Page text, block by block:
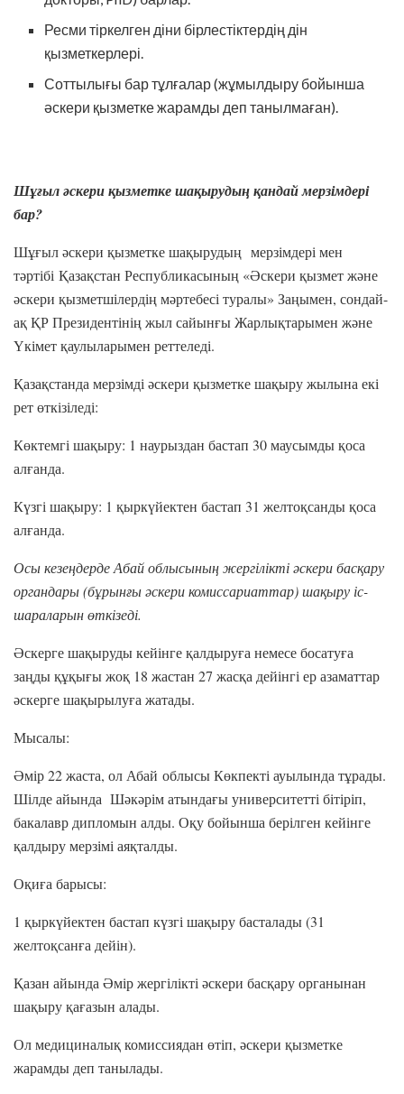
Ресми тіркелген діни бірлестіктердің дін
қызметкерлері.
Соттылығы бар тұлғалар (жұмылдыру бойынша
әскери қызметке жарамды деп танылмаған).
Шұғыл әскери қызметке шақырудың қандай мерзімдері
бар?
Шұғыл әскери қызметке шақырудың мерзімдері мен
тәртібі Қазақстан Республикасының «Әскери қызмет және
әскери қызметшілердің мәртебесі туралы» Заңымен, сондай-
ақ ҚР Президентінің жыл сайынғы Жарлықтарымен және
Үкімет қаулыларымен реттеледі.
Қазақстанда мерзімді әскери қызметке шақыру жылына екі
рет өткізіледі:
Көктемгі шақыру: 1 наурыздан бастап 30 маусымды қоса
алғанда.
Күзгі шақыру: 1 қыркүйектен бастап 31 желтоқсанды қоса
алғанда.
Осы кезеңдерде Абай облысының жергілікті әскери басқару
органдары (бұрынғы әскери комиссариаттар) шақыру іс-
шараларын өткізеді.
Әскерге шақыруды кейінге қалдыруға немесе босатуға
заңды құқығы жоқ 18 жастан 27 жасқа дейінгі ер азаматтар
әскерге шақырылуға жатады.
Мысалы:
Әмір 22 жаста, ол Абай облысы Көкпекті ауылында тұрады.
Шілде айында Шәкәрім атындағы университетті бітіріп,
бакалавр дипломын алды. Оқу бойынша берілген кейінге
қалдыру мерзімі аяқталды.
Оқиға барысы:
1 қыркүйектен бастап күзгі шақыру басталады (31
желтоқсанға дейін).
Қазан айында Әмір жергілікті әскери басқару органынан
шақыру қағазын алады.
Ол медициналық комиссиядан өтіп, әскери қызметке
жарамды деп танылады.